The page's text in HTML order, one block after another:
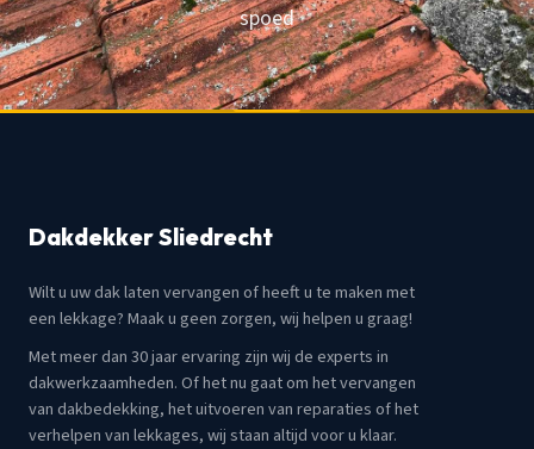
spoed
Dakdekker Sliedrecht
Wilt u uw dak laten vervangen of heeft u te maken met
een lekkage? Maak u geen zorgen, wij helpen u graag!
Met meer dan 30 jaar ervaring zijn wij de experts in
dakwerkzaamheden. Of het nu gaat om het vervangen
van dakbedekking, het uitvoeren van reparaties of het
verhelpen van lekkages, wij staan altijd voor u klaar.